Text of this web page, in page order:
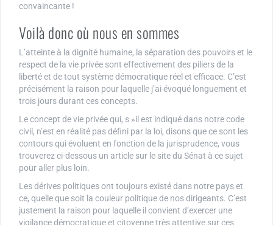
convaincante !
Voilà donc où nous en sommes
L’atteinte à la dignité humaine, la séparation des pouvoirs et le
respect de la vie privée sont effectivement des piliers de la
liberté et de tout système démocratique réel et efficace. C’est
précisément la raison pour laquelle j’ai évoqué longuement et
trois jours durant ces concepts.
Le concept de vie privée qui, s »il est indiqué dans notre code
civil, n’est en réalité pas défini par la loi, disons que ce sont les
contours qui évoluent en fonction de la jurisprudence, vous
trouverez ci-dessous un article sur le site du Sénat à ce sujet
pour aller plus loin.
Les dérives politiques ont toujours existé dans notre pays et
ce, quelle que soit la couleur politique de nos dirigeants. C’est
justement la raison pour laquelle il convient d’exercer une
vigilance démocratique et citoyenne très attentive sur ces